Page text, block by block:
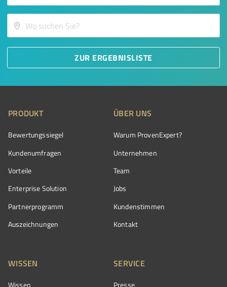
ZUR ERGEBNISLISTE
PRODUKT
Bewertungssiegel
Kundenumfragen
Vorteile
Enterprise Solution
Partnerprogramm
Auszeichnungen
ÜBER UNS
Warum ProvenExpert?
Unternehmen
Team
Jobs
Kundenstimmen
Kontakt
WISSEN
Wissen
SERVICE
Presse